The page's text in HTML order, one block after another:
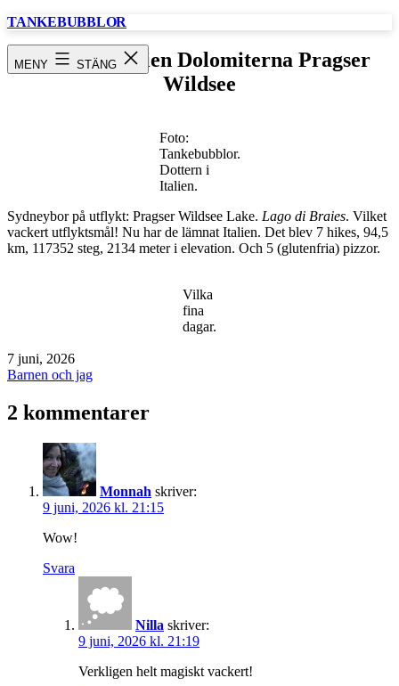
Hoppa
TANKEBUBBLOR
MENY STÄNG
Sydney / Italien Dolomiterna Pragser
Wildsee
Foto:
Tankebubblor.
Dottern i
Italien.
Sydneybor på utflykt: Pragser Wildsee Lake. Lago di Braies. Vilket
vackert utflyktsmål! Nu har de lämnat Italien. Det blev 7 hikes, 94,5
km, 117352 steg, 2134 meter i elevation. Och 5 (glutenfria) pizzor.
Vilka
fina
dagar.
Publicerat
den
7 juni, 2026
Kategoriserat
Barnen och jag
2 kommentarer
Monnah skriver:
9 juni, 2026 kl. 21:15
Wow!
Svara
Nilla skriver:
9 juni, 2026 kl. 21:19
Verkligen helt magiskt vackert!